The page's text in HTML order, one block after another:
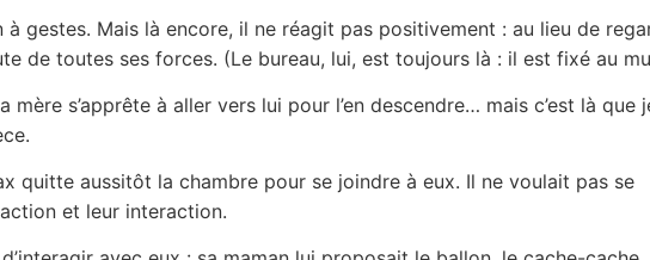
à gestes. Mais là encore, il ne réagit pas positivement : au lieu de
de toutes ses forces. (Le bureau, lui, est toujours là : il est fixé au
mère s’apprête à aller vers lui pour l’en descendre… mais c’est là que
quitte aussitôt la chambre pour se joindre à eux. Il ne voulait pas se
et leur interaction.